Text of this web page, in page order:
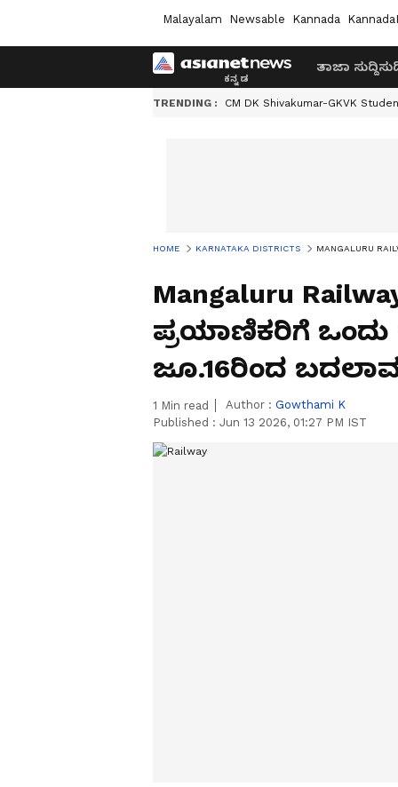
Malayalam Newsable Kannada
ತಾಜಾ ಸುದ್ದಿ
TRENDING : CM DK Shivakumar-GKVK
HOME KARNATAKA DISTRICTS MANGALURU
Mangaluru
ಪ್ರಯಾಣಿಕರಿಗೆ ಒಂದು
ಜೂ.16ರಿಂದ
1 Min read Author : Gowthami K
Published : Jun 13 2026, 01:27 PM IST